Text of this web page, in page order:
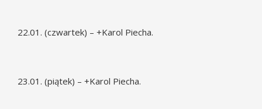
22.01. (czwartek) – +Karol Piecha.
23.01. (piątek) – +Karol Piecha.